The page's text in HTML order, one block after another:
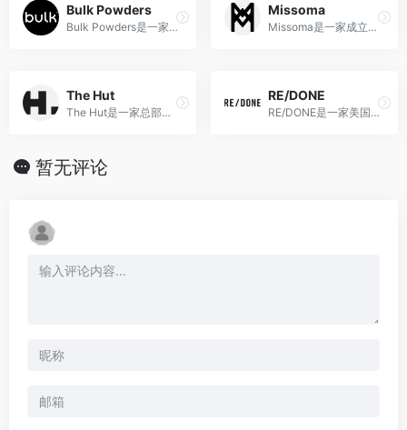
Bulk Powders
Bulk Powders是一家总部位于英国的保健营养品牌，专注于提供高质量的蛋白粉、氨基酸、维生素等营养补充品，为健身爱好者和健康意识者提供全面的营养支持。
Missoma
Missoma是一家成立于2008年的英国时尚珠宝品牌，以其现代而简洁的设计风格和高品质的手工工艺而闻名。
The Hut
The Hut是一家总部位于英国的综合性电商网站，成立于2004年。该网站提供的商品种类涵盖了时尚、美容、家居、体育用品、电子产品等多个领域，是一个集购物、社交、生活为一体的综合性在线购物平台。
RE/DONE
RE/DONE是一家美国时尚品牌，以其独特的可持续再生设计和复古牛仔服装而闻名，将传统与现代时尚相融合。
暂无评论